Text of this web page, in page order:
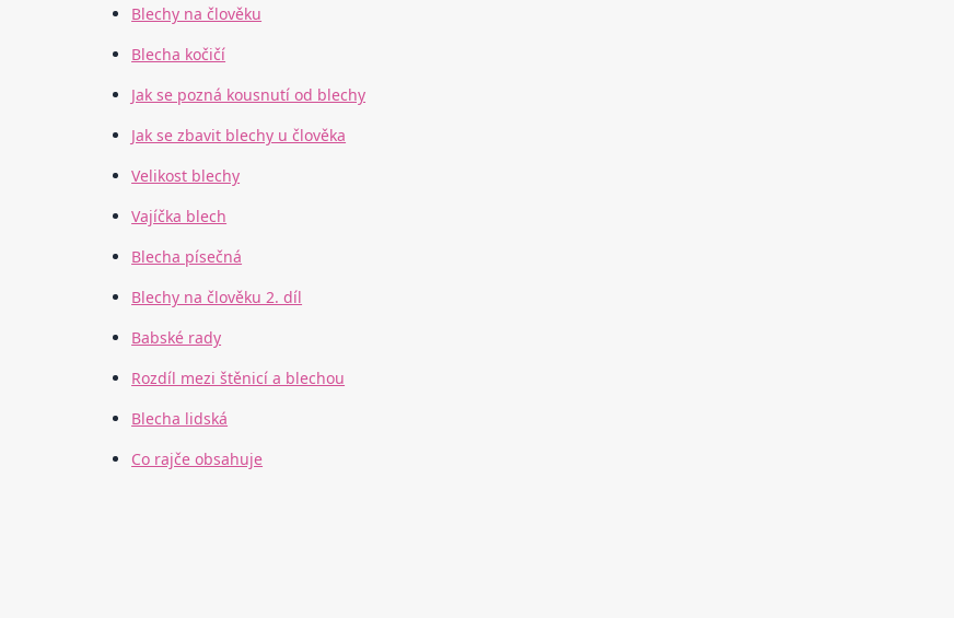
Blechy na člověku
Blecha kočičí
Jak se pozná kousnutí od blechy
Jak se zbavit blechy u člověka
Velikost blechy
Vajíčka blech
Blecha písečná
Blechy na člověku 2. díl
Babské rady
Rozdíl mezi štěnicí a blechou
Blecha lidská
Co rajče obsahuje